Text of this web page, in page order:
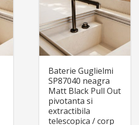
Baterie Guglielmi
SP87040 neagra
Matt Black Pull Out
pivotanta si
extractibila
telescopica / corp